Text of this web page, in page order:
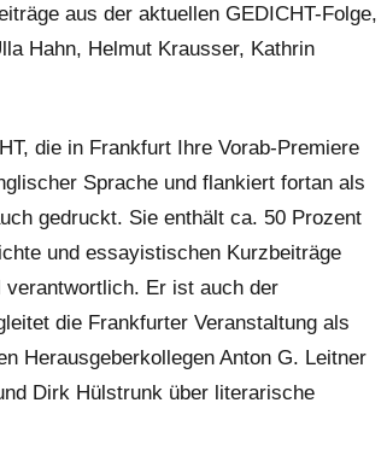
aus der aktuellen GEDICHT-Folge,
Hahn, Helmut Krausser, Kathrin
die in Frankfurt Ihre Vorab-Premiere
Sprache und flankiert fortan als
gedruckt. Sie enthält ca. 50 Prozent
und essayistischen Kurzbeiträge
Er ist auch der
die Frankfurter Veranstaltung als
Herausgeberkollegen Anton G. Leitner
Dirk Hülstrunk über literarische